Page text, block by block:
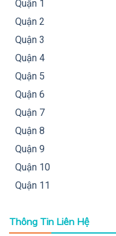
Quận 1
Quận 2
Quận 3
Quận 4
Quận 5
Quận 6
Quận 7
Quận 8
Quận 9
Quận 10
Quận 11
Thông Tin Liên Hệ